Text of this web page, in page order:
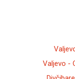
Valjevo -